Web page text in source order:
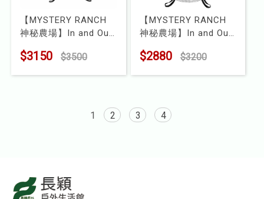
【MYSTERY RANCH
神秘農場】In and Out
型號 : MR113243
$3150 $3500
【MYSTERY RANCH
神秘農場】In and Out
型號 : MR113242
$2880 $3200
1 2 3 4